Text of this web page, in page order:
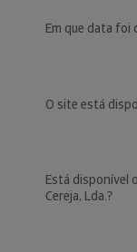
Em que data foi
O site está
Está disponível
Cereja, Lda.?